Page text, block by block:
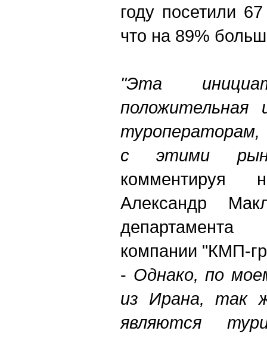
году посетили
что на 89%
"Эта
с этими
комментируя
Александр
департамента
компании "КМП-
- Однако, по
из Ирана, так
являются